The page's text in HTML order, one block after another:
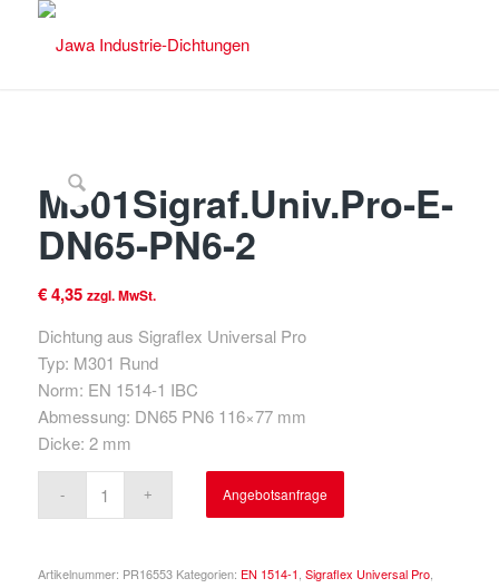
M301Sigraf.Univ.Pro-E-
DN65-PN6-2
€4,35 zzgl. MwSt.
Dichtung aus Sigraflex Universal Pro
Typ: M301 Rund
Norm: EN 1514-1 IBC
Abmessung: DN65 PN6 116×77 mm
Dicke: 2 mm
Angebotsanfrage
Artikelnummer: PR16553 Kategorien: EN 1514-1 Sigraflex Universal Pro,